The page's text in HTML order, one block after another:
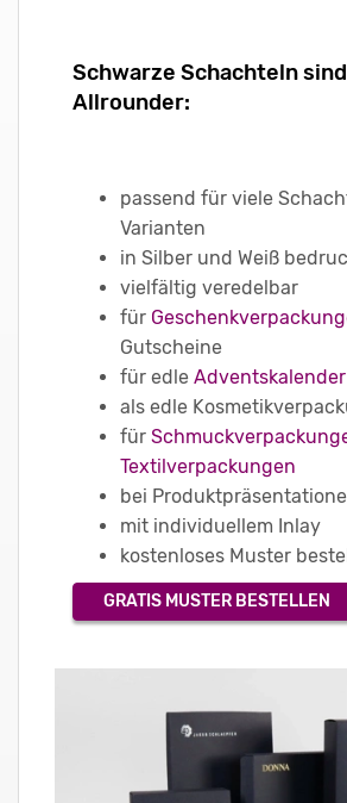
Schwarze Schachteln
Allrounder:
passend für viele
Varianten
in Silber und Weiß
vielfältig veredelbar
für
Gutscheine
für edle Adventskalender
als edle
für
Textilverpackungen
bei
mit individuellem Inlay
kostenloses Muster
GRATIS MUSTER BESTELLEN